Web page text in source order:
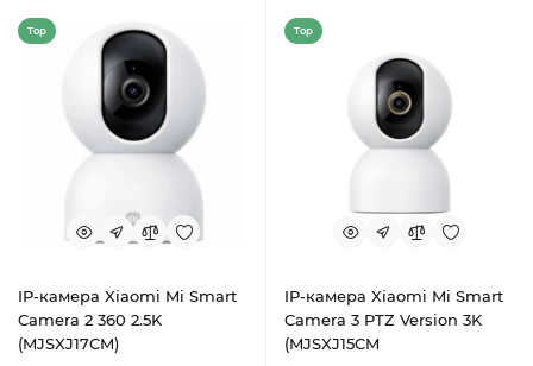
Top
IP-камера Xiaomi Mi Smart
Camera 2 360 2.5K
(MJSXJ17CM)
Top
IP-камера Xiaomi Mi Smart
Camera 3 PTZ Version 3K
(MJSXJ15CM